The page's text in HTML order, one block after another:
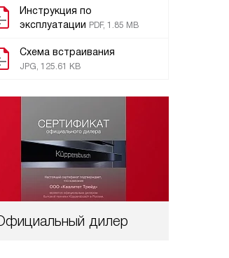
Инструкция по
эксплуатации PDF, 1.85 MB
Схема встраивания
JPG, 125.61 KB
дилер